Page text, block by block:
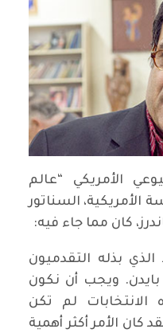
الأمريكي “عالم
الأمريكية، السناتور
كان مما جاء فيه:
بذله التقدميون
بايدن. ويجب أن نكون
لم تكن
كان الأمر أكثر أهمية